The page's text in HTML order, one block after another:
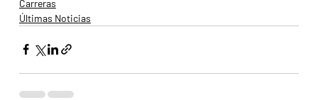
Carreras
Últimas Noticias